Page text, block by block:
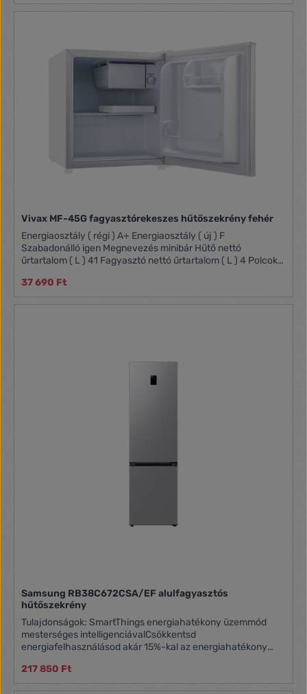
Vivax MF-45G fagyasztórekeszes hűtőszekrény fehér
Energiaosztály ( régi ) A+ Energiaosztály ( új ) F
Szabadonálló igen Megnevezés minibár Hűtő nettó
űrtartalom ( L ) 41 Fagyasztó nettó űrtartalom ( L ) 4 Polcok
száma ( db ) 1 Felcserélhető ajtónyitás igen
Energiafogyasztás ( kWh / 24 óra ) 0,29 Garancia ( hónap )
37 690 Ft
Samsung RB38C672CSA/EF alulfagyasztós
hűtőszekrény
Tulajdonságok: SmartThings energiahatékony üzemmód
mesterséges intelligenciávalCsökkentsd
energiafelhasználásod akár 15%-kal az energiahatékony
becsült villanyszámlád meghaladja az előre beállított célt, a
hűtő automatikusan bekapcsolja az energiahatékony
217 850 Ft